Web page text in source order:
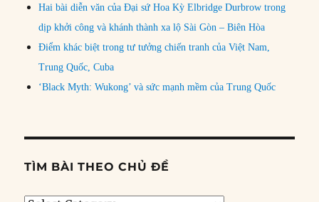
Hai bài diễn văn của Đại sứ Hoa Kỳ Elbridge Durbrow trong
dịp khởi công và khánh thành xa lộ Sài Gòn – Biên Hòa
Điểm khác biệt trong tư tưởng chiến tranh của Việt Nam,
Trung Quốc, Cuba
‘Black Myth: Wukong’ và sức mạnh mềm của Trung Quốc
TÌM BÀI THEO CHỦ ĐỀ